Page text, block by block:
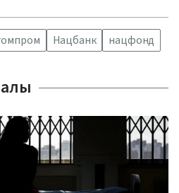
Нацбанк нацфонд